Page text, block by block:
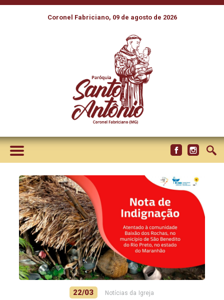
Coronel Fabriciano, 09 de agosto de 2026
NOTA DE INDIGNAÇÃO SOBRE
O ATENTADO SOFRIDO PELA
COMUNIDADE BAIXÃO DOS
ROCHAS, EM SÃO BENEDITO
DO RIO PRETO (MA)
22/03 Notícias da Igreja